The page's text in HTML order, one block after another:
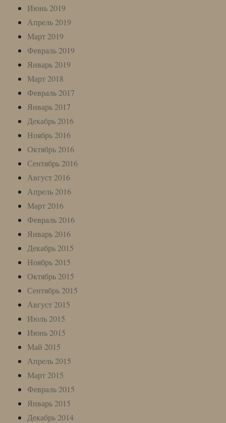
Июнь 2019
Апрель 2019
Март 2019
Февраль 2019
Январь 2019
Март 2018
Февраль 2017
Январь 2017
Декабрь 2016
Ноябрь 2016
Октябрь 2016
Сентябрь 2016
Август 2016
Апрель 2016
Март 2016
Февраль 2016
Январь 2016
Декабрь 2015
Ноябрь 2015
Октябрь 2015
Сентябрь 2015
Август 2015
Июль 2015
Июнь 2015
Май 2015
Апрель 2015
Март 2015
Февраль 2015
Январь 2015
Декабрь 2014